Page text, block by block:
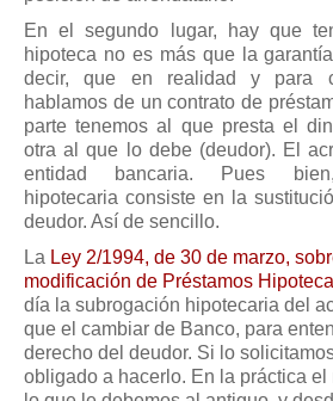
En el segundo lugar, hay que
hipoteca no es más que la
decir, que en realidad y para
hablamos de un contrato de
parte tenemos al que presta el
otra al que lo debe (deudor). El
entidad bancaria. Pues
hipotecaria consiste en la
deudor. Así de sencillo.
La Ley 2/1994, de 30 de marzo,
modificación de Préstamos
día la subrogación hipotecaria del
que el cambiar de Banco, para
derecho del deudor. Si lo
obligado a hacerlo. En la práctica